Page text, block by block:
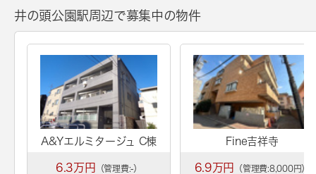
井の頭公園駅周辺で募集中の物件
A&Yエルミタージュ C棟
6.3万円 （管理費:-）
Fine吉祥寺
6.9万円 （管理費:8,000円）